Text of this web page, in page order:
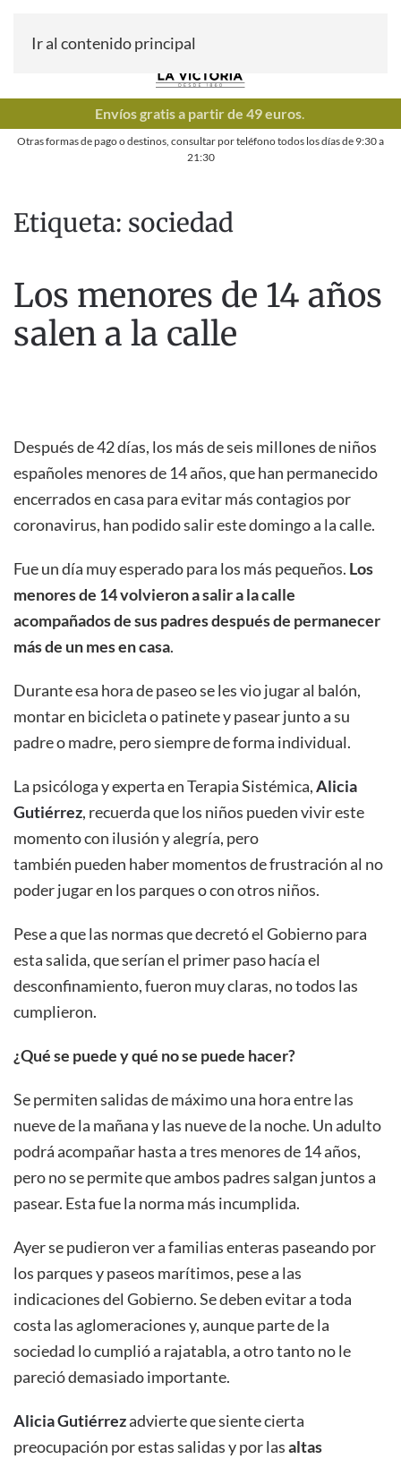
Ir al contenido principal
Envíos gratis a partir de 49 euros.
Otras formas de pago o destinos, consultar por teléfono todos los días de 9:30a
21:30
Etiqueta: sociedad
Los menores de 14 años
salen a la calle
Después de 42 días, los más de seis millones de niños
españoles menores de 14 años, que han permanecido
encerrados en casa para evitar más contagios por
coronavirus, han podido salir este domingo a la calle.
Fue un día muy esperado para los más pequeños. Los
menores de 14 volvieron a salir a la calle
acompañados de sus padres después de permanecer
más de un mes en casa.
Durante esa hora de paseo se les vio jugar al balón,
montar en bicicleta o patinete y pasear junto a su
padre o madre, pero siempre de forma individual.
La psicóloga y experta en Terapia Sistémica,Alicia
Gutiérrez, recuerda que los niños pueden vivir este
momento con ilusión y alegría, pero
también pueden haber momentos de frustración al no
poder jugar en los parques o con otros niños.
Pese a que las normas que decretó el Gobierno para
esta salida, que serían el primer paso hacía el
desconfinamiento, fueron muy claras, no todos las
cumplieron.
¿Qué se puede y qué no se puede hacer?
Se permiten salidas de máximo una hora entre las
nueve de la mañana y las nueve de la noche. Un adulto
podrá acompañar hasta a tres menores de 14 años,
pero no se permite que ambos padres salgan juntos a
pasear. Esta fue la norma más incumplida.
Ayer se pudieron ver a familias enteras paseando por
los parques y paseos marítimos, pese a las
indicaciones del Gobierno. Se deben evitar a toda
costa las aglomeraciones y, aunque parte de la
sociedad lo cumplió a rajatabla, a otro tanto no le
pareció demasiado importante.
Alicia Gutiérrezadvierte que siente cierta
preocupación por estas salidas y por lasaltas